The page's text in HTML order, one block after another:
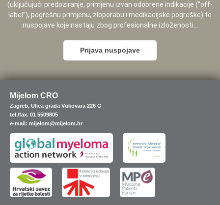
(uključujući predoziranje, primjenu izvan odobrene indikacije (”off-
label”), pogrešnu primjenu, zloporabu i medikacijske pogreške) te
nuspojave koje nastaju zbog profesionalne izloženosti...
Prijava nuspojave
Mijelom CRO
Zagreb, Ulica grada Vukovara 226 G
tel./fax. 01 5509805
e-mail: mijelom@mijelom.hr